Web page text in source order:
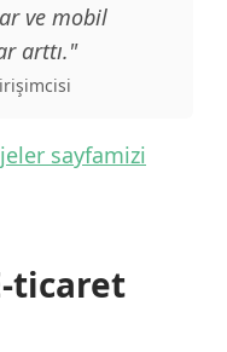
ve mobil
arttı."
sayfamizi
ticaret